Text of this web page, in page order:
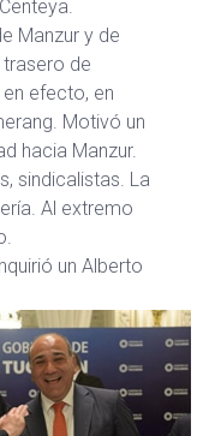
Manzur y de
de
efecto, en
Motivó un
hacia Manzur.
sindicalistas. La
Al extremo
un Alberto